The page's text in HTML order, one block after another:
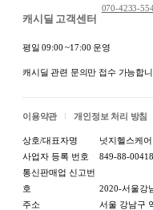
캐시딜 고객센터
070-4233-
평일 09:00 ~17:00 운영
캐시딜 관련 문의만 접수 가능합니
이용약관 개인정보 처리 방침
상호/대표자명
넛지헬스케
사업자 등록 번호
849-88-00418
통신판매업 신고번
호
2020-서울강
주소
서울 강남구